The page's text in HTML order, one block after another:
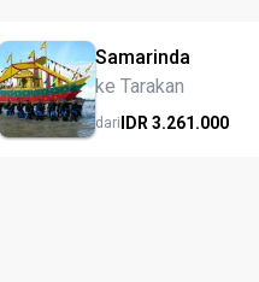
Samarinda
ke Tarakan
dariIDR3.261.000